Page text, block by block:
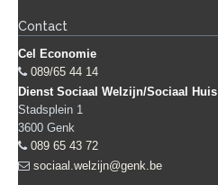
Contact
Cel Economie
089/65 44 14
Dienst Sociaal Welzijn/Sociaal Huis
Stadsplein 1
3600 Genk
089 65 43 72
sociaal.welzijn@genk.be